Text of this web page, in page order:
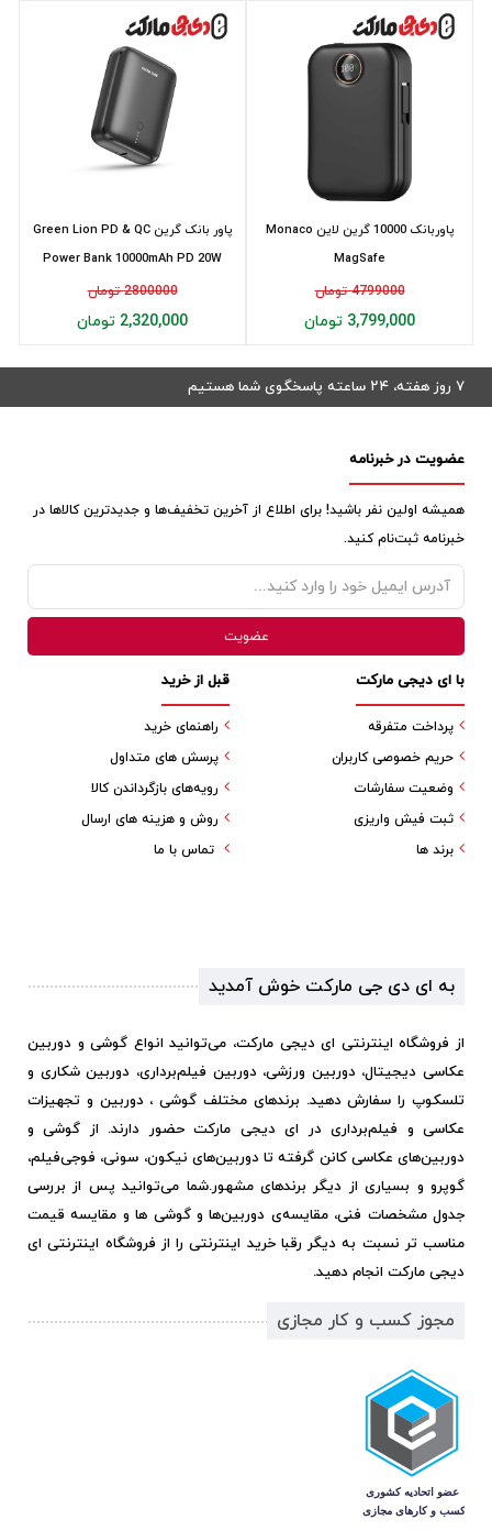
پاور بانک گرین Green Lion PD & QC
Power Bank 10000mAh PD 20W
2800000 تومان
2,320,000 تومان
پاوربانک 10000 گرین لاین Monaco
MagSafe
4799000 تومان
3,799,000 تومان
۷ روز هفته، ۲۴ ساعته پاسخگوی شما هستیم
عضویت در خبرنامه
همیشه اولین نفر باشید! برای اطلاع از آخرین تخفیف‌ها و جدیدترین کالاها در
خبرنامه ثبت‌نام کنید.
قبل از خرید
راهنمای خرید
پرسش های متداول
رویه‌های بازگرداندن کالا
روش و هزینه های ارسال
تماس با ما
با ای دیجی مارکت
پرداخت متفرقه
حریم خصوصی کاربران
وضعیت سفارشات
ثبت فیش واریزی
برند ها
به ای دی جی مارکت خوش آمدید
از فروشگاه اینترنتی ای دیجی مارکت، می‌توانید انواع گوشی و دوربین
عکاسی دیجیتال، دوربین ورزشی، دوربین فیلم‌برداری، دوربین شکاری و
تلسکوپ را سفارش دهید. برندهای مختلف گوشی ، دوربین و تجهیزات
عکاسی و فیلم‌برداری در ای دیجی مارکت حضور دارند. از گوشی و
دوربین‌های عکاسی کانن گرفته تا دوربین‌های نیکون، سونی، فوجی‌فیلم،
گوپرو و بسیاری از دیگر برندهای مشهور.شما می‌توانید پس از بررسی
جدول مشخصات فنی، مقایسه‌ی دوربین‌ها و گوشی ها و مقایسه قیمت
مناسب تر نسبت به دیگر رقبا خرید اینترنتی را از فروشگاه اینترنتی ای
دیجی مارکت انجام دهید.
مجوز کسب و کار مجازی